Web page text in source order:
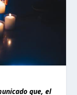
que, el